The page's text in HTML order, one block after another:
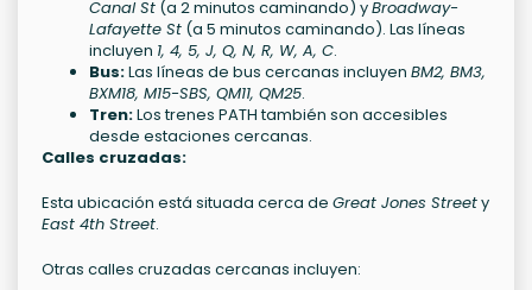
Canal St (a 2 minutos caminando) yBroadway-
Lafayette St (a 5 minutos caminando). Las líneas
incluyen 1, 4, 5, J, Q, N, R, W, A, C.
Bus:Las líneas de bus cercanas incluyen BM2, BM3,
BXM18, M15-SBS, QM11, QM25.
Tren:Los trenes PATH también son accesibles
desde estaciones cercanas.
Calles cruzadas:
Esta ubicación está situada cerca de Great Jones Streety
East 4th Street.
Otras calles cruzadas cercanas incluyen: